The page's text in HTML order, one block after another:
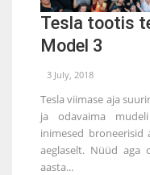
Tesla tootis
Model 3
3 July, 2018
Tesla viimase aja
ja odavaima
inimesed
aeglaselt. Nüüd aga
aasta...